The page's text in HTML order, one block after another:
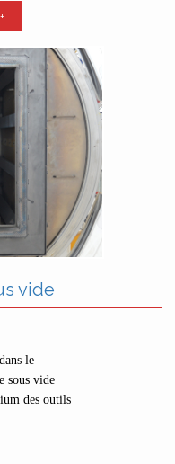
vide
le
sous vide
des outils